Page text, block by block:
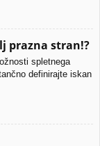
prazna stran!?
spletnega
definirajte iskan